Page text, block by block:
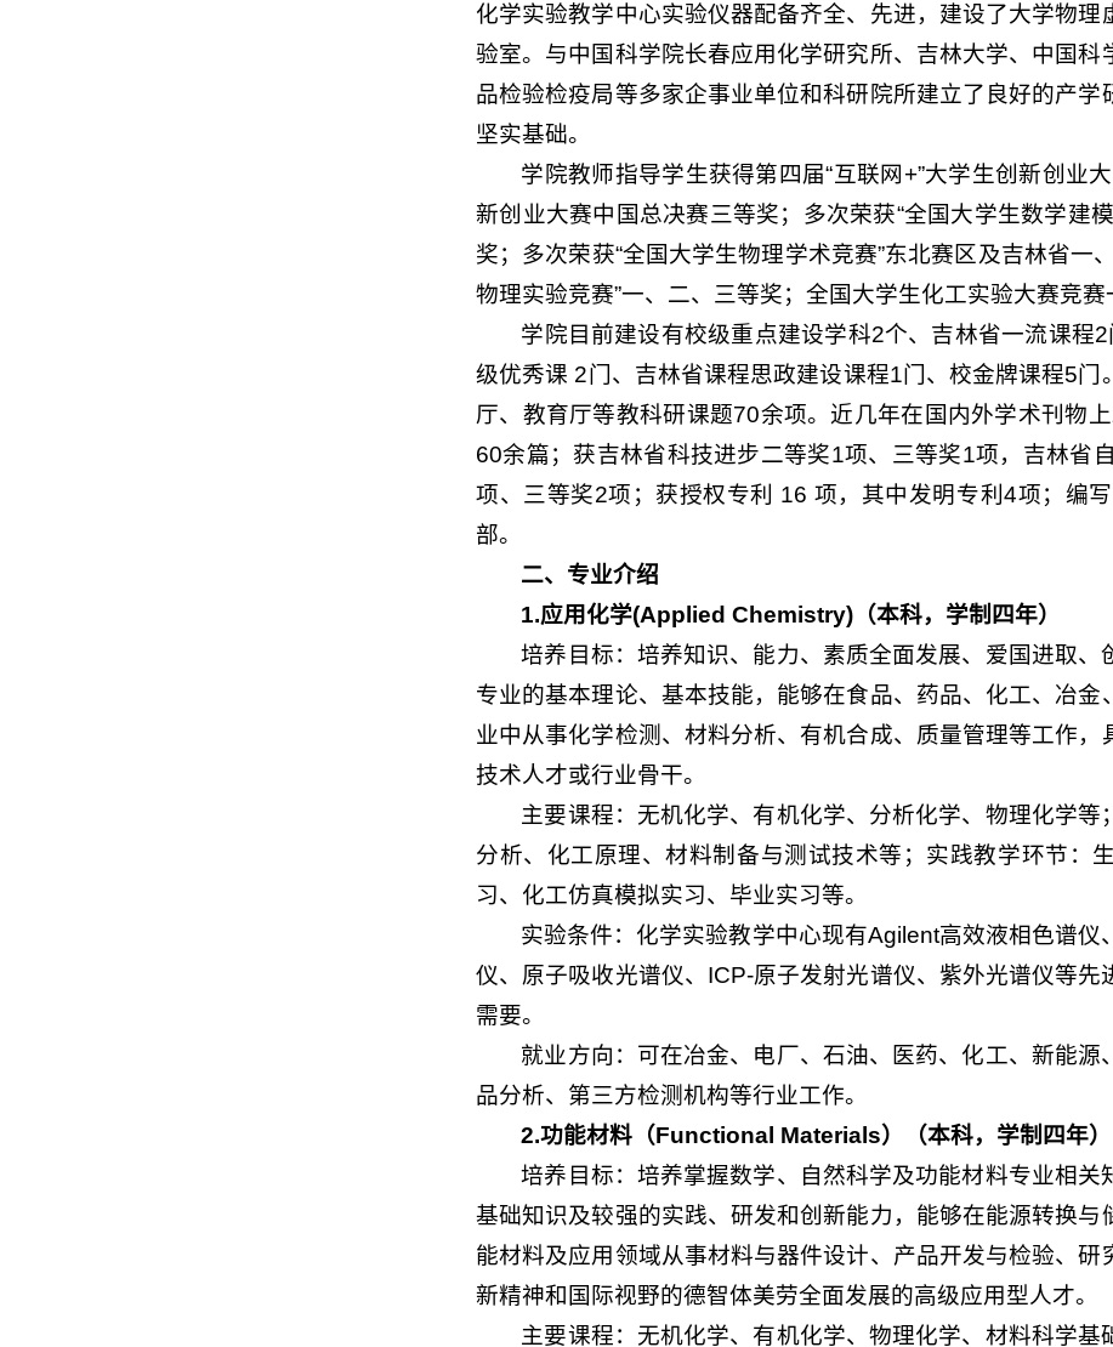
化学实验教学中心实验仪器配备齐全、先进，建设了大学物
验室。与中国科学院长春应用化学研究所、吉林大学、中国
品检验检疫局等多家企事业单位和科研院所建立了良好的产
坚实基础。
学院教师指导学生获得第四届“互联网+”大学生创新创业
新创业大赛中国总决赛三等奖；多次荣获“全国大学生数学建
奖；多次荣获“全国大学生物理学术竞赛”东北赛区及吉林省一
物理实验竞赛”一、二、三等奖；全国大学生化工实验大赛竞赛
学院目前建设有校级重点建设学科2个、吉林省一流课程
级优秀课 2门、吉林省课程思政建设课程1门、校金牌课程5
厅、教育厅等教科研课题70余项。近几年在国内外学术刊物
60余篇；获吉林省科技进步二等奖1项、三等奖1项，吉林省
项、三等奖2项；获授权专利 16 项，其中发明专利4项；编
部。
二、专业介绍
1.应用化学(Applied Chemistry)（本科，学制四年）
培养目标：培养知识、能力、素质全面发展、爱国进取
专业的基本理论、基本技能，能够在食品、药品、化工、冶
业中从事化学检测、材料分析、有机合成、质量管理等工作
技术人才或行业骨干。
主要课程：无机化学、有机化学、分析化学、物理化学
分析、化工原理、材料制备与测试技术等；实践教学环节：
习、化工仿真模拟实习、毕业实习等。
实验条件：化学实验教学中心现有Agilent高效液相色谱
仪、原子吸收光谱仪、ICP-原子发射光谱仪、紫外光谱仪等
需要。
就业方向：可在冶金、电厂、石油、医药、化工、新能
品分析、第三方检测机构等行业工作。
2.功能材料（Functional Materials）
（本科，学制四年）
培养目标：培养掌握数学、自然科学及功能材料专业相
基础知识及较强的实践、研发和创新能力，能够在能源转换
能材料及应用领域从事材料与器件设计、产品开发与检验、研
新精神和国际视野的德智体美劳全面发展的高级应用型人才。
主要课程：无机化学、有机化学、物理化学、材料科学